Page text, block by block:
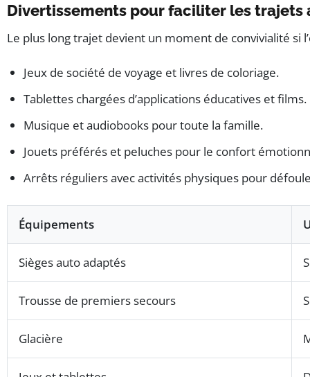
Divertissements pour faciliter les trajets
Le plus long trajet devient un moment de convivialité si
Jeux de société de voyage et livres de coloriage.
Tablettes chargées d’applications éducatives et films.
Musique et audiobooks pour toute la famille.
Jouets préférés et peluches pour le confort
Arrêts réguliers avec activités physiques pour
Équipements
Sièges auto adaptés
Trousse de premiers secours
Glacière